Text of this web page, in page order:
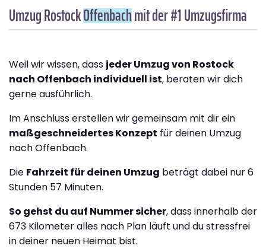
Umzug RostockOffenbachmit der #1 Umzugsfirma
Weil wir wissen, dass jeder Umzug von Rostock
nach Offenbach individuell ist, beraten wir dich
gerne ausführlich.
Im Anschluss erstellen wir gemeinsam mit dir ein
maßgeschneidertes Konzept für deinen Umzug
nach Offenbach.
Die Fahrzeit für deinen Umzug beträgt dabei nur 6
Stunden 57 Minuten.
So gehst du auf Nummer sicher, dass innerhalb der
673 Kilometer alles nach Plan läuft und du stressfrei
in deiner neuen Heimat bist.